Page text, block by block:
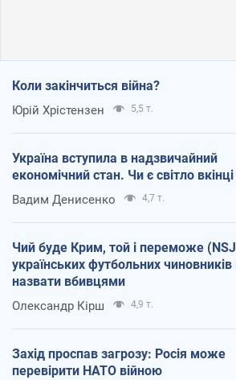
Коли закінчиться війна?
Юрій Хрістензен 5,5 т.
Україна вступила в надзвичайний
економічний стан. Чи є світло
Вадим Денисенко 4,7 т.
Чий буде Крим, той і переможе
українських футбольних
назвати вбивцями
Олександр Кірш 4,9 т.
Захід проспав загрозу: Росія може
перевірити НАТО війною